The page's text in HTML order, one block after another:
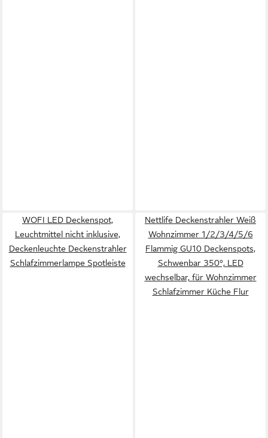
WOFI LED Deckenspot,
Leuchtmittel nicht inklusive,
Deckenleuchte Deckenstrahler
Schlafzimmerlampe Spotleiste
Nettlife Deckenstrahler Weiß
Wohnzimmer 1/2/3/4/5/6
Flammig GU10 Deckenspots,
Schwenbar 350°, LED
wechselbar, für Wohnzimmer
Schlafzimmer Küche Flur